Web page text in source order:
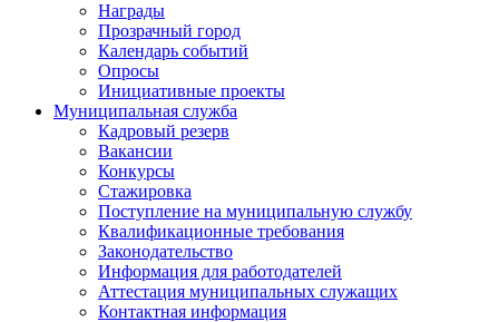
Награды
Прозрачный город
Календарь событий
Опросы
Инициативные проекты
Муниципальная служба
Кадровый резерв
Вакансии
Конкурсы
Стажировка
Поступление на муниципальную службу
Квалификационные требования
Законодательство
Информация для работодателей
Аттестация муниципальных служащих
Контактная информация